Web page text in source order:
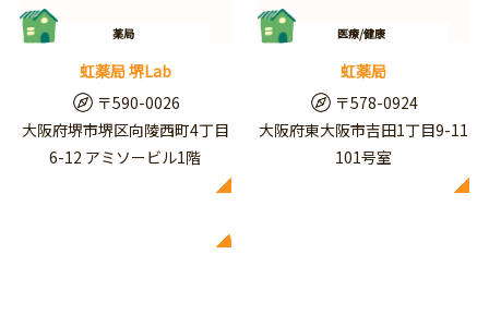
薬局
虹薬局 堺Lab
〒590-0026
大阪府堺市堺区向陵西町4丁目
6-12 アミソービル1階
医療/健康
虹薬局
〒578-0924
大阪府東大阪市吉田1丁目9-11
101号室